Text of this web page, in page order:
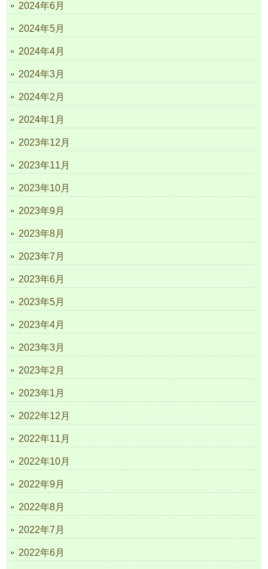
2024年6月
2024年5月
2024年4月
2024年3月
2024年2月
2024年1月
2023年12月
2023年11月
2023年10月
2023年9月
2023年8月
2023年7月
2023年6月
2023年5月
2023年4月
2023年3月
2023年2月
2023年1月
2022年12月
2022年11月
2022年10月
2022年9月
2022年8月
2022年7月
2022年6月